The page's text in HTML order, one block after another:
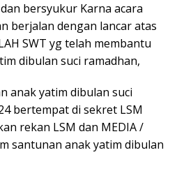
bersyukur Karna acara
berjalan dengan lancar atas
SWT yg telah membantu
dibulan suci ramadhan,
anak yatim dibulan suci
bertempat di sekret LSM
rekan LSM dan MEDIA /
santunan anak yatim dibulan